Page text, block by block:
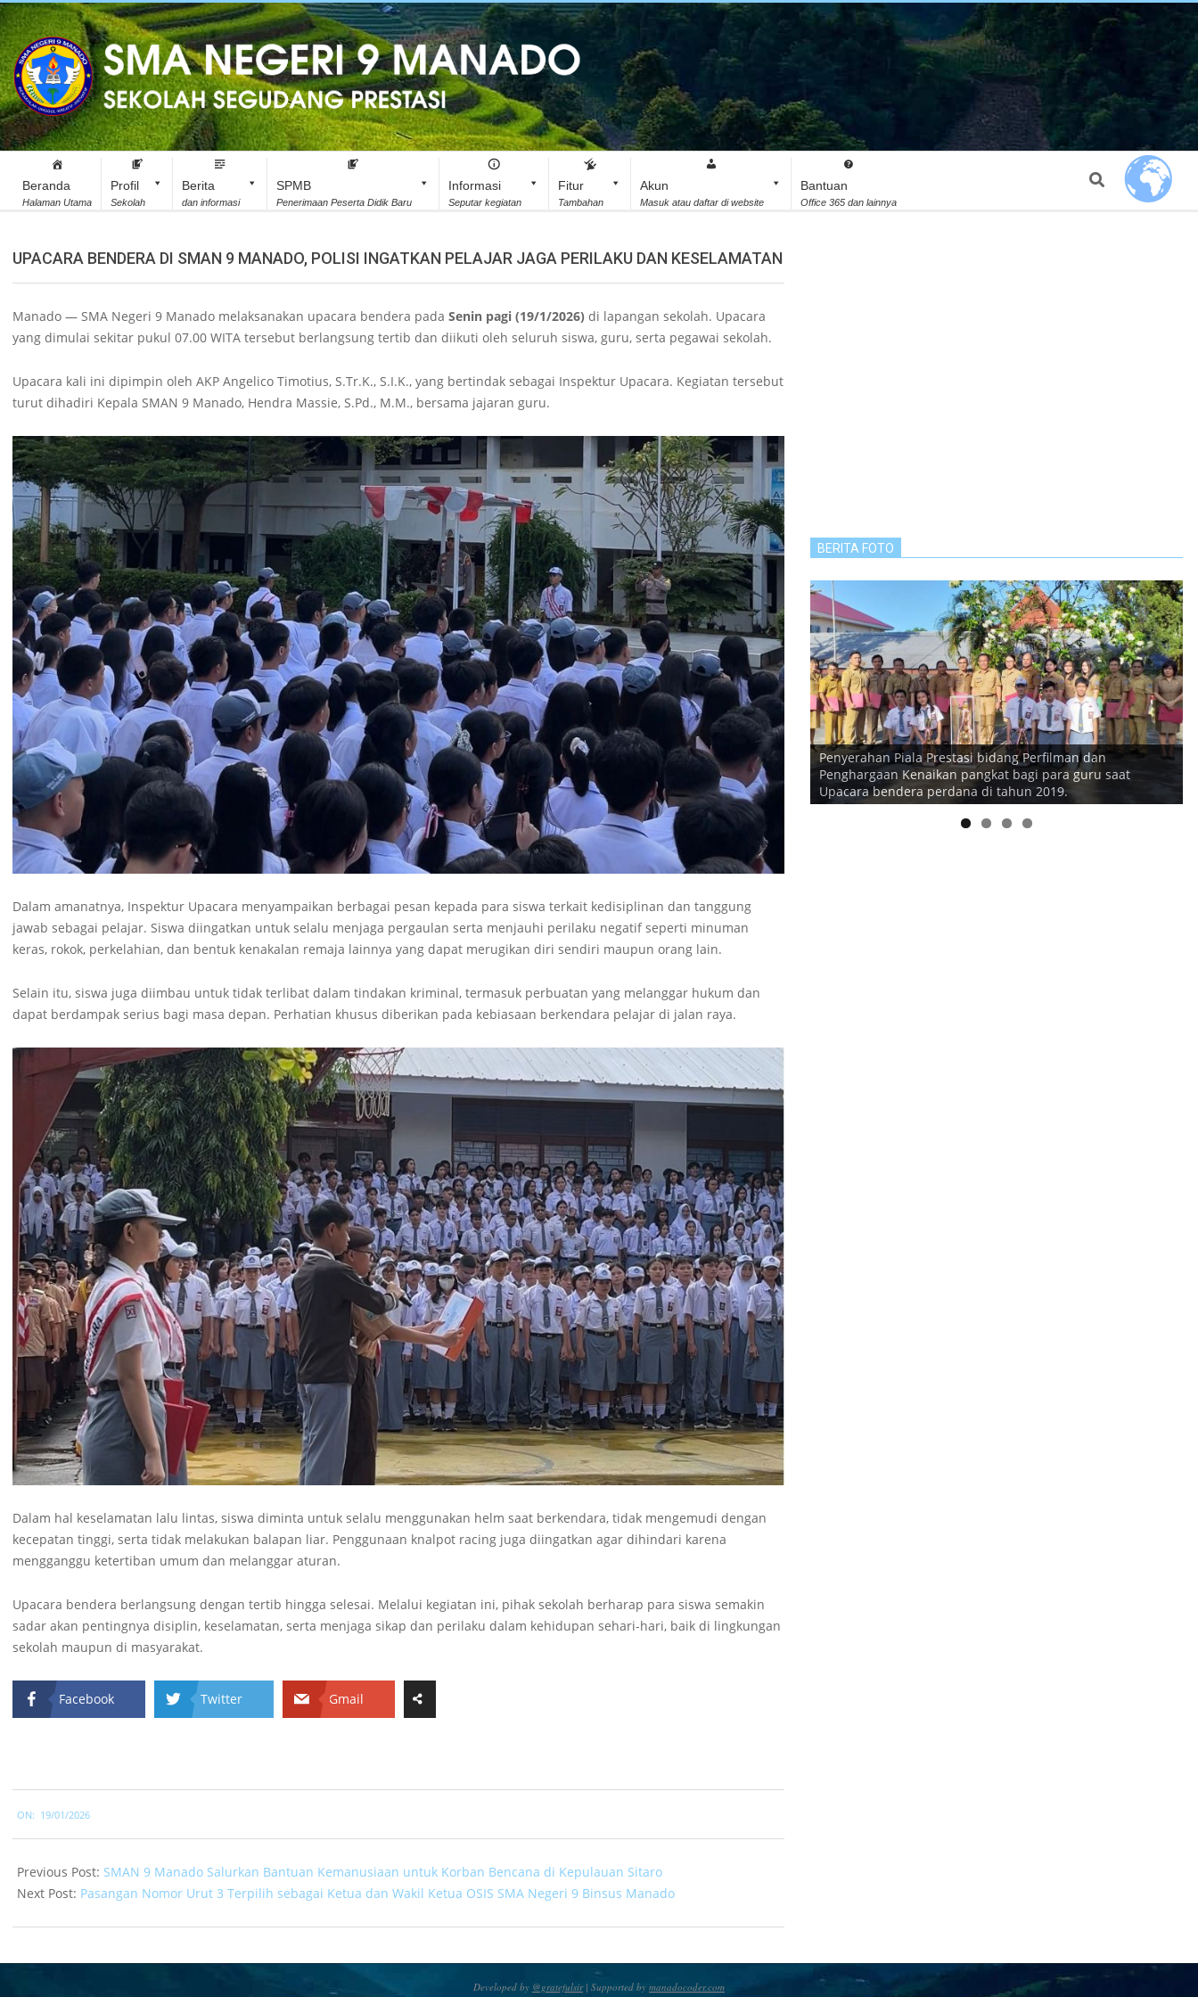
Skip
to
content
Website
resmi
SMAN
9
Manado
Secondary
Navigation
Menu
Beranda
Halaman Utama
Profil
Sekolah
Berita
dan informasi
SPMB
Penerimaan Peserta Didik Baru
Informasi
Seputar kegiatan
Fitur
Tambahan
Akun
Masuk atau daftar di website
Bantuan
Office 365 dan lainnya
Search
UPACARA BENDERA DI SMAN 9 MANADO, POLISI INGATKAN PELAJAR JAGA PERILAKU DAN KESELAMATAN
Manado — SMA Negeri 9 Manado melaksanakan upacara bendera pada Senin pagi (19/1/2026) di lapangan sekolah. Upacara
yang dimulai sekitar pukul 07.00 WITA tersebut berlangsung tertib dan diikuti oleh seluruh siswa, guru, serta pegawai sekolah.
Upacara kali ini dipimpin oleh AKP Angelico Timotius, S.Tr.K., S.I.K., yang bertindak sebagai Inspektur Upacara. Kegiatan tersebut
turut dihadiri Kepala SMAN 9 Manado, Hendra Massie, S.Pd., M.M., bersama jajaran guru.
Dalam amanatnya, Inspektur Upacara menyampaikan berbagai pesan kepada para siswa terkait kedisiplinan dan tanggung
jawab sebagai pelajar. Siswa diingatkan untuk selalu menjaga pergaulan serta menjauhi perilaku negatif seperti minuman
keras, rokok, perkelahian, dan bentuk kenakalan remaja lainnya yang dapat merugikan diri sendiri maupun orang lain.
Selain itu, siswa juga diimbau untuk tidak terlibat dalam tindakan kriminal, termasuk perbuatan yang melanggar hukum dan
dapat berdampak serius bagi masa depan. Perhatian khusus diberikan pada kebiasaan berkendara pelajar di jalan raya.
Dalam hal keselamatan lalu lintas, siswa diminta untuk selalu menggunakan helm saat berkendara, tidak mengemudi dengan
kecepatan tinggi, serta tidak melakukan balapan liar. Penggunaan knalpot racing juga diingatkan agar dihindari karena
mengganggu ketertiban umum dan melanggar aturan.
Upacara bendera berlangsung dengan tertib hingga selesai. Melalui kegiatan ini, pihak sekolah berharap para siswa semakin
sadar akan pentingnya disiplin, keselamatan, serta menjaga sikap dan perilaku dalam kehidupan sehari-hari, baik di lingkungan
sekolah maupun di masyarakat.
Facebook Twitter Gmail
01-
19
ON: 19/01/2026
Previous Post: SMAN 9 Manado Salurkan Bantuan Kemanusiaan untuk Korban Bencana di Kepulauan Sitaro
Next Post: Pasangan Nomor Urut 3 Terpilih sebagai Ketua dan Wakil Ketua OSIS SMA Negeri 9 Binsus Manado
BERITA FOTO
Penyerahan Piala Prestasi bidang Perfilman dan
Penghargaan Kenaikan pangkat bagi para guru saat
Upacara bendera perdana di tahun 2019.
Developed by @gratefulsir| Supported by manadocoder.com